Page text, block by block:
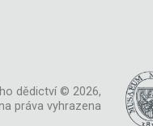
dědictví © 2026,
práva vyhrazena